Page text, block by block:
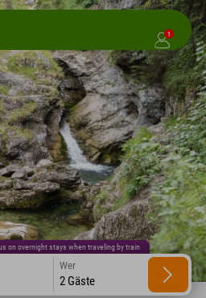
1
on overnight stays when traveling by train
Wer
2 Gäste